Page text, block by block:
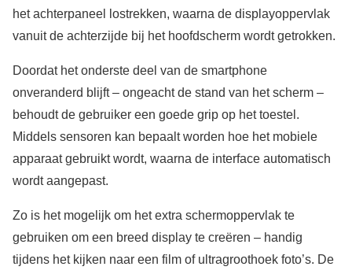
het achterpaneel lostrekken, waarna de displayoppervlak
vanuit de achterzijde bij het hoofdscherm wordt getrokken.
Doordat het onderste deel van de smartphone
onveranderd blijft – ongeacht de stand van het scherm –
behoudt de gebruiker een goede grip op het toestel.
Middels sensoren kan bepaalt worden hoe het mobiele
apparaat gebruikt wordt, waarna de interface automatisch
wordt aangepast.
Zo is het mogelijk om het extra schermoppervlak te
gebruiken om een breed display te creëren – handig
tijdens het kijken naar een film of ultragroothoek foto’s. De